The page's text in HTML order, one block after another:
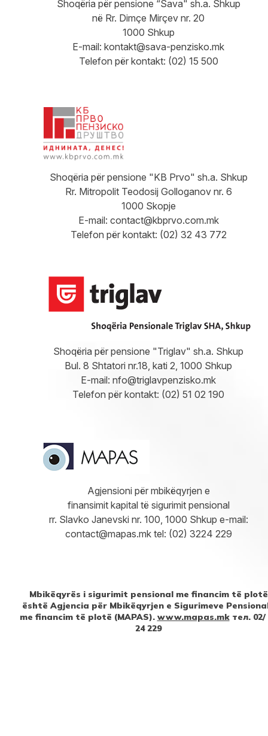
Shoqëria për pensione “Sava" sh.a. Shkup
në Rr. Dimçe Mirçev nr. 20
1000 Shkup
E-mail: kontakt@sava-penzisko.mk
Telefon për kontakt: (02) 15 500
Shoqëria për pensione "KB Prvo" sh.a. Shkup
Rr. Mitropolit Teodosij Golloganov nr. 6
1000 Skopje
E-mail: contact@kbprvo.com.mk
Telefon për kontakt: (02) 32 43 772
Shoqëria për pensione "Triglav" sh.a. Shkup
Bul. 8 Shtatori nr.18, kati 2, 1000 Shkup
E-mail: nfo@triglavpenzisko.mk
Telefon për kontakt: (02) 51 02 190
Agjensioni për mbikëqyrjen e
finansimit kapital të sigurimit pensional
rr. Slavko Janevski nr. 100, 1000 Shkup e-mail:
contact@mapas.mk tel: (02) 3224 229
Mbikëqyrës i sigurimit pensional me financim të plotë
është Agjencia për Mbikëqyrjen e Sigurimeve
me financim të plotë (MAPAS). www.mapas.mkтел. 02/
24 229